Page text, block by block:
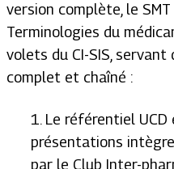
version complète, le
Terminologies du
volets du CI-SIS,
complet et chaîné :
1. Le référentiel UCD
présentations
par le Club Inter-